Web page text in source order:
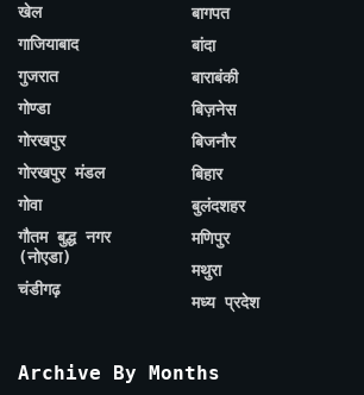
खेल
गाजियाबाद
गुजरात
गोण्डा
गोरखपुर
गोरखपुर मंडल
गोवा
गौतम बुद्ध नगर
(नोएडा)
चंडीगढ़
बागपत
बांदा
बाराबंकी
बिज़नेस
बिजनौर
बिहार
बुलंदशहर
मणिपुर
मथुरा
मध्य प्रदेश
Archive By Months